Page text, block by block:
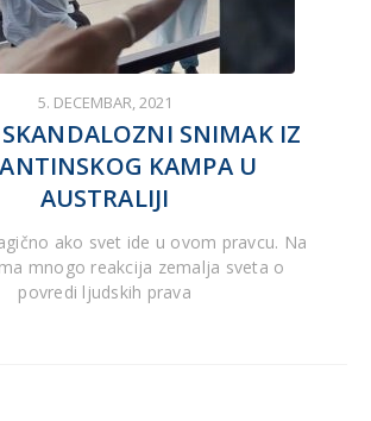
5. DECEMBAR, 2021
SNIMAK IZ
KAMPA U
AUSTRALIJI
ako svet ide u ovom pravcu. Na
mnogo reakcija zemalja sveta o
povredi ljudskih prava